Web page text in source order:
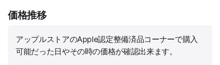
価格推移
アップルストアのApple認定整備済品コーナーで購入
可能だった日やその時の価格が確認出来ます。